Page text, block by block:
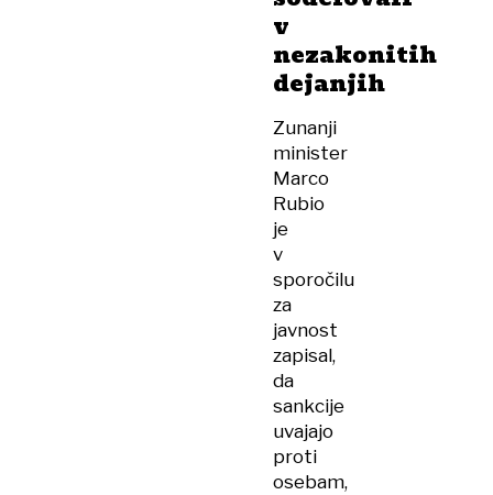
v
nezakonitih
dejanjih
Zunanji
minister
Marco
Rubio
je
v
sporočilu
za
javnost
zapisal,
da
sankcije
uvajajo
proti
osebam,